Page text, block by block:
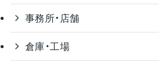
事務所・店舗
倉庫・工場